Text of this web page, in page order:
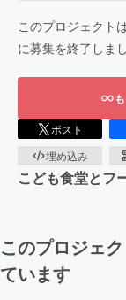
このプロジェクトは
に募集を終了しま
ポスト
埋め込み
こども食堂とフ
このプロジェ
ています